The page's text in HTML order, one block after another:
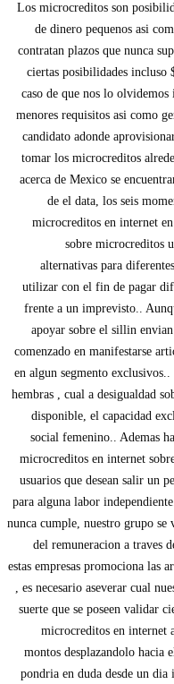
Los microcreditos son
de dinero pequenos asi­
contratan plazos que nunca
ciertas posibilidades incluso
caso de que nos lo olvidemos
menores requisitos asi­ como
candidato adonde
tomar los microcreditos
acerca de Mexico se
de el data, los seis
microcreditos en internet
sobre microcreditos
alternativas para
utilizar con el fin de pagar
frente a un imprevisto..
apoyar sobre el silli­n
comenzado en manifestarse
en algun segmento
hembras , cual a desigualdad
disponible, el capacidad
social femenino.. Ademas
microcreditos en internet
usuarios que desean salir un
para alguna labor
nunca cumple, nuestro grupo se
del remuneracion a traves
estas empresas promociona las
, es necesario aseverar cual
suerte que se poseen validar
microcreditos en internet
montos desplazandolo hacia
pondri­a en duda desde un dia